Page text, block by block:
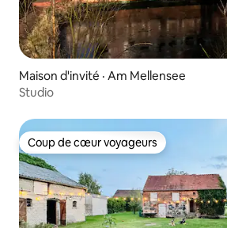
Maison d'invité · Am Mellensee
Studio
Coup de cœur voyageurs
Coup de cœur voyageurs